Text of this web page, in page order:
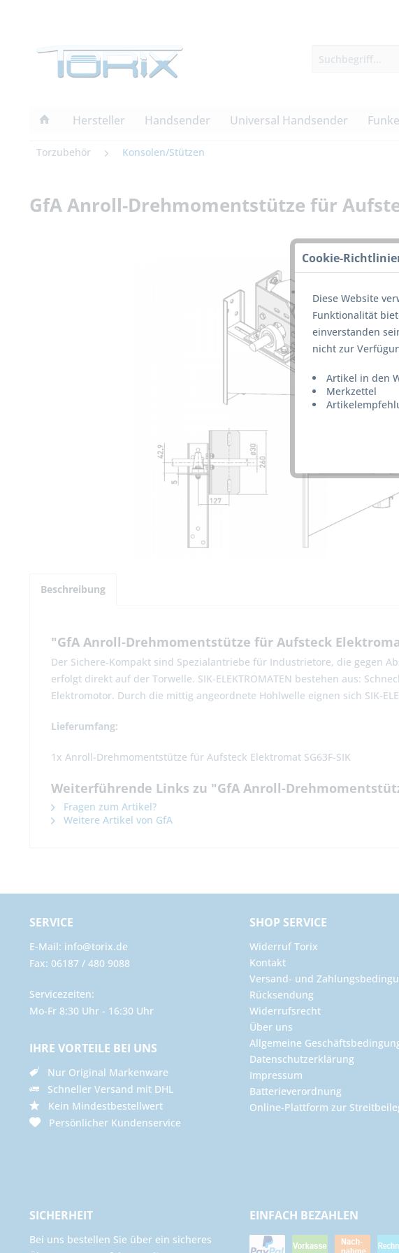
Hersteller Handsender Universal Handsender
Torzubehör Konsolen/Stützen
GfA Anroll-Drehmomentstütze für
Beschreibung
"GfA Anroll-Drehmomentstütze für Aufsteck
Der Sichere-Kompakt sind Spezialantriebe für Industrietore, die gegen
erfolgt direkt auf der Torwelle. SIK-ELEKTROMATEN bestehen aus:
Elektromotor. Durch die mittig angeordnete Hohlwelle eignen sich SIK-
Lieferumfang:
1x Anroll-Drehmomentstütze für Aufsteck Elektromat SG63F-SIK
Weiterführende Links zu "GfA Anroll-
Fragen zum Artikel?
Weitere Artikel von GfA
SERVICE
E-Mail: info@torix.de
Fax: 06187 / 480 9088
Servicezeiten:
Mo-Fr 8:30 Uhr - 16:30 Uhr
IHRE VORTEILE BEI UNS
Nur Original Markenware
Schneller Versand mit DHL
Kein Mindestbestellwert
Persönlicher Kundenservice
SHOP SERVICE
Widerruf Torix
Kontakt
Versand- und
Rücksendung
Widerrufsrecht
Über uns
Allgemeine
Datenschutzerklärung
Impressum
Batterieverordnung
Online-Plattform zur
SICHERHEIT
Bei uns bestellen Sie über ein sicheres
EINFACH BEZAHLEN
Cookie-
Diese Website
Funktionalität
einverstanden
nicht zur
Artikel in den
Merkzettel